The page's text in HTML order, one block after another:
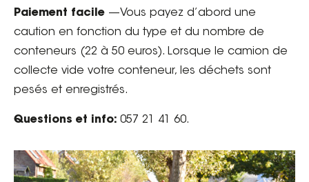
Paiement facile —Vous payez d’abord une
caution en fonction du type et du nombre de
conteneurs (22 à 50 euros). Lorsque le camion de
collecte vide votre conteneur, les déchets sont
pesés et enregistrés.
Questions et info: 057 21 41 60.